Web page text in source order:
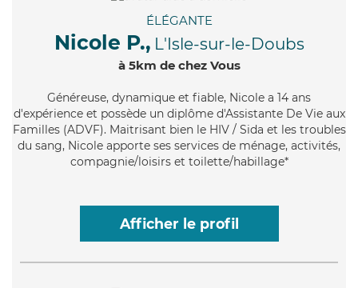
ÉLÉGANTE
Nicole P., L'Isle-sur-le-Doubs
à 5km de chez Vous
Généreuse, dynamique et fiable, Nicole a 14 ans
d'expérience et possède un diplôme d'Assistante De Vie aux
Familles (ADVF). Maitrisant bien le HIV / Sida et les troubles
du sang, Nicole apporte ses services de ménage, activités,
compagnie/loisirs et toilette/habillage*
Afficher le profil